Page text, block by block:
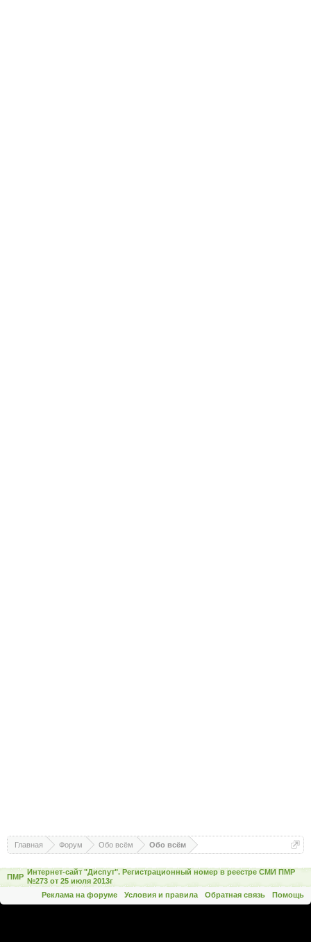
Главная Форум Обо всём Обо всём
ПМР
Интернет-сайт "Диспут". Регистрационный номер в реестре СМИ ПМР
№273 от 25 июля 2013г
Реклама на форуме
Условия и правила Обратная связь Помощь